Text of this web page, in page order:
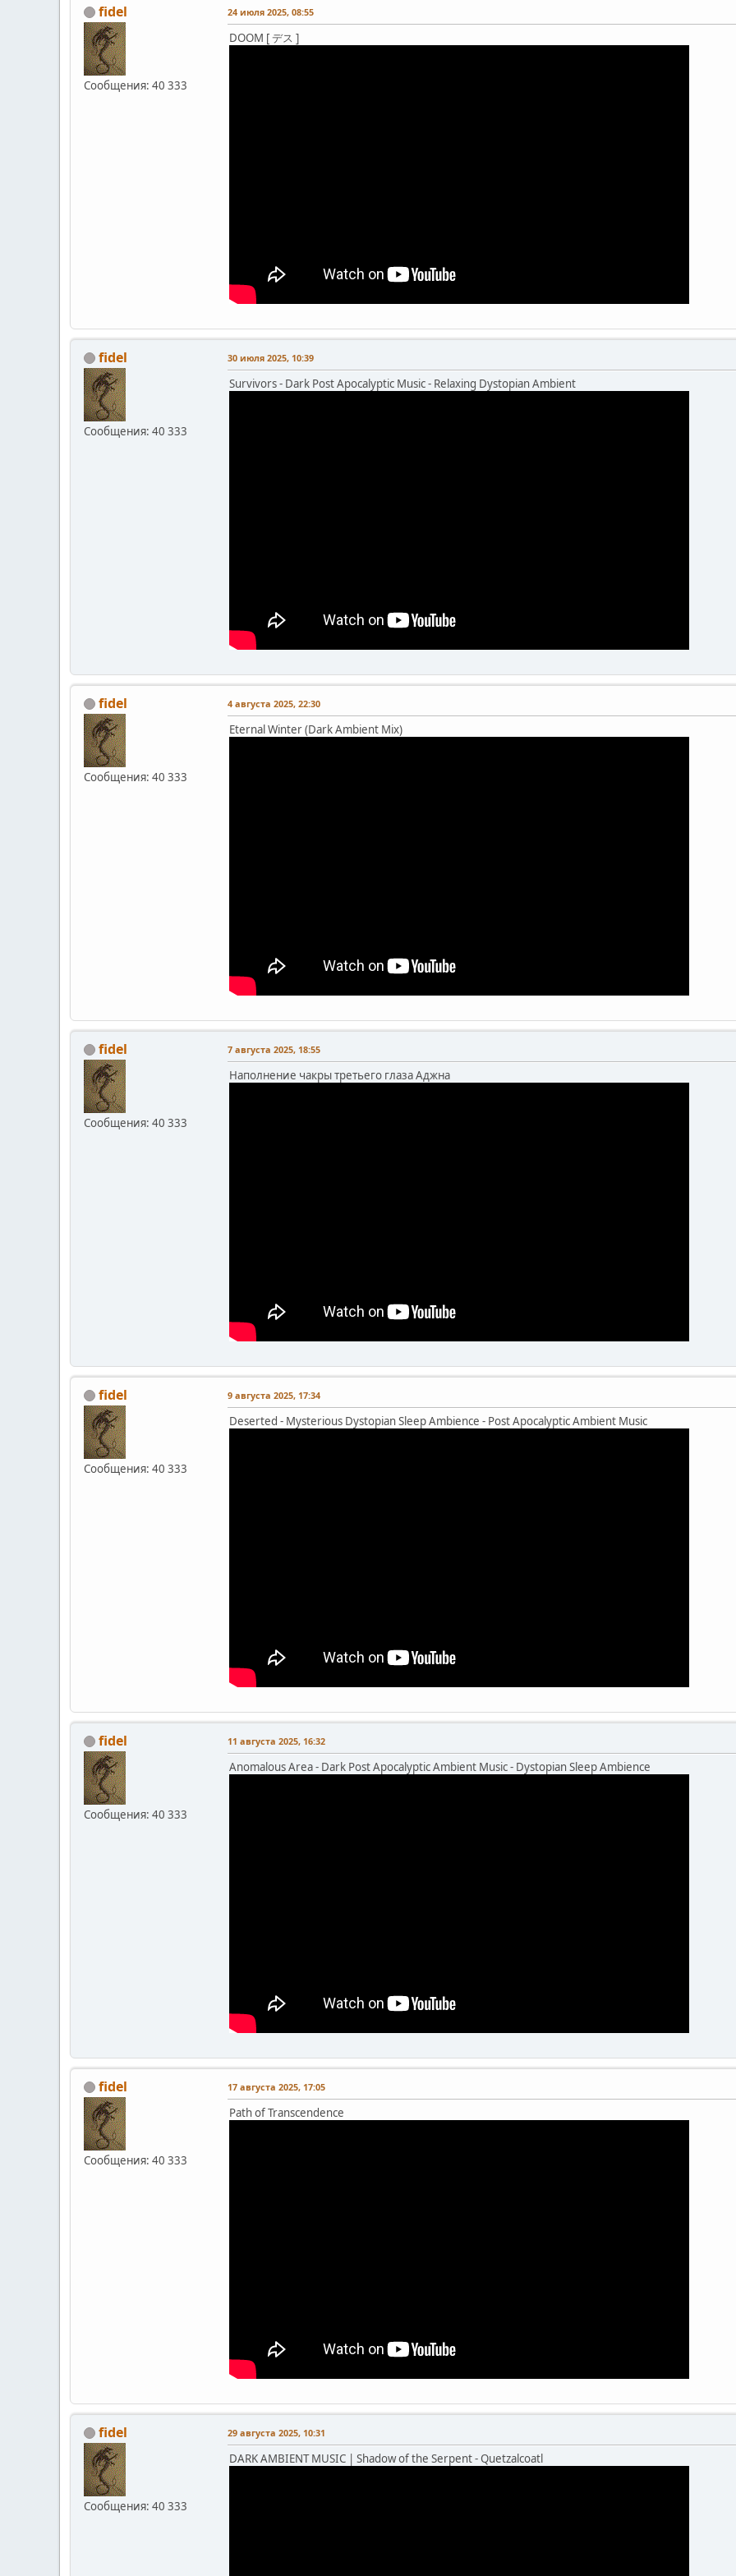
fidel
Сообщения: 40 333
24 июля 2025, 08:55
DOOM [ デス ]
fidel
Сообщения: 40 333
30 июля 2025, 10:39
Survivors - Dark Post Apocalyptic Music - Relaxing Dystopian Ambient
fidel
Сообщения: 40 333
4 августа 2025, 22:30
Eternal Winter (Dark Ambient Mix)
fidel
Сообщения: 40 333
7 августа 2025, 18:55
Наполнение чакры третьего глаза Аджна
fidel
Сообщения: 40 333
9 августа 2025, 17:34
Deserted - Mysterious Dystopian Sleep Ambience - Post Apocalyptic Ambient Music
fidel
Сообщения: 40 333
11 августа 2025, 16:32
Anomalous Area - Dark Post Apocalyptic Ambient Music - Dystopian Sleep Ambience
fidel
Сообщения: 40 333
17 августа 2025, 17:05
Path of Transcendence
fidel
Сообщения: 40 333
29 августа 2025, 10:31
DARK AMBIENT MUSIC | Shadow of the Serpent - Quetzalcoatl